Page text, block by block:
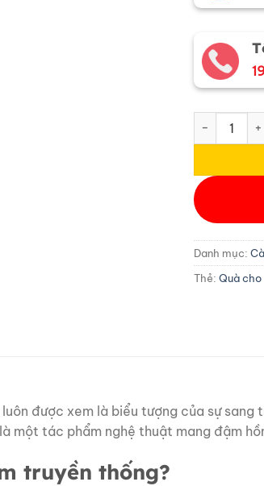
Cà vạt lụa
Danh mục:
Thẻ: Quà
luôn được xem là biểu tượng của sự
một tác phẩm nghệ thuật mang đậm
truyền thống?